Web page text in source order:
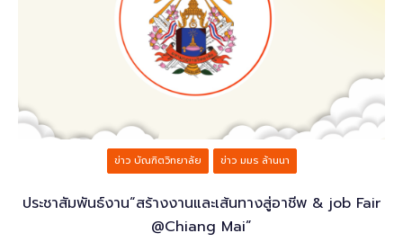
ข่าว บัณฑิตวิทยาลัย ข่าว มมร ล้านนา
ประชาสัมพันธ์งาน“สร้างงานและเส้นทางสู่อาชีพ & job Fair
@Chiang Mai”